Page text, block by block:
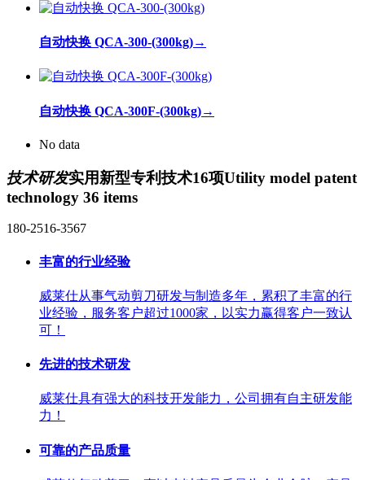
自动快换 QCA-300-(300kg)→
自动快换 QCA-300F-(300kg)→
No data
技术研发实用新型专利技术16项Utility model patent
technology 36 items
180-2516-3567
丰富的行业经验
威莱仕从事气动剪刀研发与制造多年，累积了丰富的行
业经验，服务客户超过1000家，以实力赢得客户一致认
可！
先进的技术研发
威莱仕具有强大的科技开发能力，公司拥有自主研发能
力！
可靠的产品质量